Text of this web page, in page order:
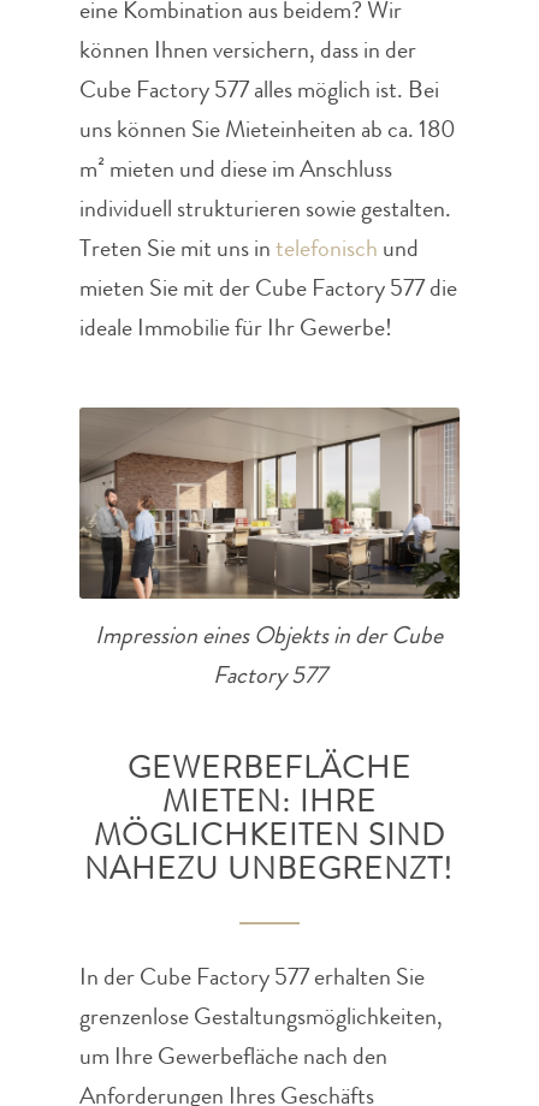
eine Kombination aus beidem? Wir
können Ihnen versichern, dass in der
Cube Factory 577 alles möglich ist. Bei
uns können Sie Mieteinheiten ab ca. 180
m² mieten und diese im Anschluss
individuell strukturieren sowie gestalten.
Treten Sie mit uns in telefonisch und
mieten Sie mit der Cube Factory 577 die
ideale Immobilie für Ihr Gewerbe!
Impression eines Objekts in der Cube
Factory 577
GEWERBEFLÄCHE
MIETEN: IHRE
MÖGLICHKEITEN SIND
NAHEZU UNBEGRENZT!
In der Cube Factory 577 erhalten Sie
grenzenlose Gestaltungsmöglichkeiten,
um Ihre Gewerbefläche nach den
Anforderungen Ihres Geschäfts